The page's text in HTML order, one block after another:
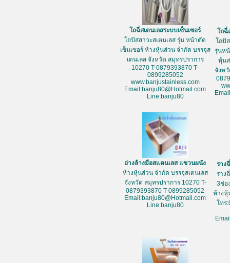
โถฉี่สเตนเลสระบบเซ็นเซอร์
โถปัสสาวะสเตนเลส รุ่น หน้าตัด
เซ็นเซอร์ ห้างหุ้นส่วน จำกัด บรรจุส
เตนเลส จังหวัด สมุทรปราการ
10270 T-0879393870 T-
0899285052
www.banjustainless.com
Email:banju80@Hotmail.com
Line:banju80
โถฉี่
โถปั
รุ่นห
หุ้น
จังห
อ่างล้างมือสแตนเลส แขวนผนัง
ห้างหุ้นส่วน จำกัด บรรจุสเตนเลส
จังหวัด สมุทรปราการ 10270 T-
0879393870 T-0899285052
Email:banju80@Hotmail.com
Line:banju80
ราง
ราง
3ช่อ
ห้างหุ้
โทร